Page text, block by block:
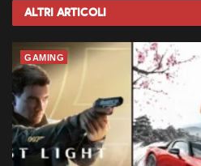
Altri Articoli
GAMING